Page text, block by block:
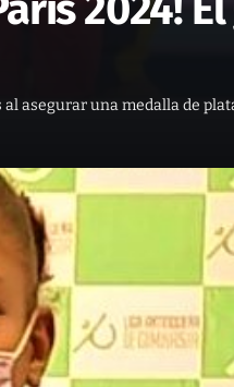
una medalla de